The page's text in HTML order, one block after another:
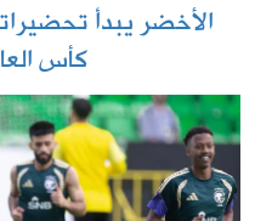
الأخضر يبدأ
كأس العالم